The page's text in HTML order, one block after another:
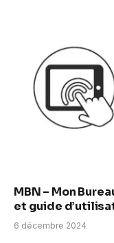
MBN – Mon
et guide
6 décembre 2024